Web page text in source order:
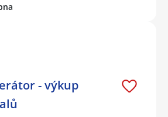
- výkup